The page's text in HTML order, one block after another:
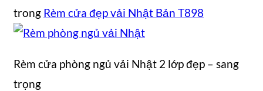
trong Rèm cửa đẹp vải Nhật Bản T898
Rèm cửa phòng ngủ vải Nhật 2 lớp đẹp – sang
trọng